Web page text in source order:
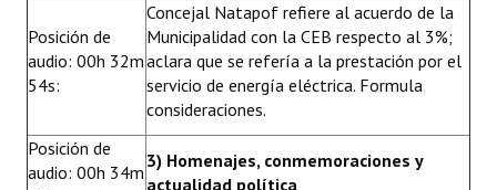
Posición de
audio: 00h 32m
54s:
Concejal Natapof refiere al acuerdo de la
Municipalidad con la CEB respecto al 3%;
aclara que se refería a la prestación por el
servicio de energía eléctrica. Formula
consideraciones.
Posición de
audio: 00h 34m
3) Homenajes, conmemoraciones y
actualidad política